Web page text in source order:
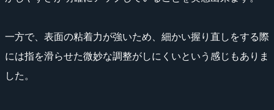
一方で、表面の粘着力が強いため、細かい握り直しをする際
には指を滑らせた微妙な調整がしにくいという感じもありま
した。